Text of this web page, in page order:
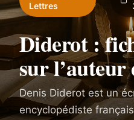
Lettres
Diderot :
sur l’auteur
Denis Diderot est un
encyclopédiste